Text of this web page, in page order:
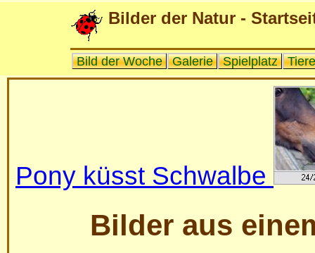
Bilder der Natur -
Bild der Woche Galerie Spielplatz Tiere
Pony küsst Schwalbe
Bilder aus